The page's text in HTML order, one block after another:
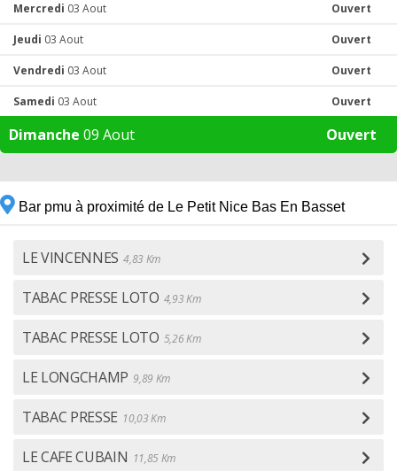
Mercredi 03 Aout Ouvert
Jeudi 03 Aout Ouvert
Vendredi 03 Aout Ouvert
Samedi 03 Aout Ouvert
Dimanche 09 Aout Ouvert
Bar pmu à proximité de Le Petit Nice Bas En Basset
LE VINCENNES 4,83 Km
TABAC PRESSE LOTO 4,93 Km
TABAC PRESSE LOTO 5,26 Km
LE LONGCHAMP 9,89 Km
TABAC PRESSE 10,03 Km
LE CAFE CUBAIN 11,85 Km